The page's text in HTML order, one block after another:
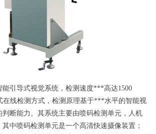
能引导式视觉系统，检测速度***高达1500
在线检测方式，检测原理基于***水平的智能视
断能力。其系统主要由喷码检测单元，人机
中喷码检测单元是一个高清快速摄像装置；